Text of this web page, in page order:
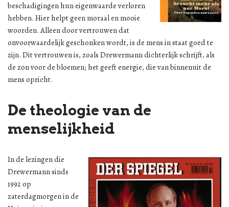
beschadigingen hun eigenwaarde verloren
hebben. Hier helpt geen moraal en mooie
woorden. Alleen door vertrouwen dat
onvoorwaardelijk geschonken wordt, is de mens in staat goed te
zijn. Dit vertrouwen is, zoals Drewermann dichterlijk schrijft, als
de zon voor de bloemen; het geeft energie, die van binnenuit de
mens opricht.
De theologie van de
menselijkheid
In de lezingen die
Drewermann sinds
1992 op
zaterdagmorgen in de